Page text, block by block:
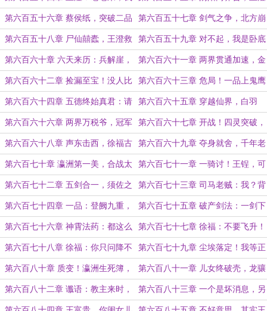
有一个大胆的想法！ 第三子
第六百五十六章 蔡侯纸，突破二品
的契机！
第六百五十七章 剑气之争，北方崩
坏
第六百五十八章 尸仙囍蠹，王澄救
场
第六百五十九章 对不起，我是卧底
第六百六十章 六天来历：兵解崖，
玄兵观
第六百六十一章 两界贯通加速，金
人少主真身
第六百六十二章 捡漏至宝！没人比
我更懂怎么当卧底
第六百六十三章 危局！一品上鬼鹰
视狼顾！
第六百六十四章 五德终始真君：请
司命劾祟真君与司马老贼同往瀛洲
第六百六十五章 穿越仙界，白羽
人，修行税
第六百六十六章 两界万税爷，冠军
迎末路
第六百六十七章 开战！四灵突破，
忍众交锋
第六百六十八章 声东击西，徐福古
坟
第六百六十九章 夺身就舍，千年老
鬼
第六百七十章 瀛洲第一美，合战太
田川（月底求票）
第六百七十一章 一骑讨！王锃，可
敢一战？！
第六百七十二章 五剑合一，须佐之
男
第六百七十三章 司马老贼：我？背
后过量铜中毒死于自杀！
第六百七十四章 一品：登阙九重，
拔宅飞升！
第六百七十五章 破产剑法：一剑下
去，敌人就会破产！
第六百七十六章 神霄法药：都这么
熟了，别忘了好评哦亲！
第六百七十七章 徐福：不要飞升！
不要飞升！
第六百七十八章 徐福：你只问降不
降，你倒是给我一个投降的机会啊！
第六百七十九章 尘埃落定！我等正
欲死战，陛下何故先降啊？
第六百八十章 质变！瀛洲生死簿，
战略阎威慑！
第六百八十一章 儿女终破壳，龙骧
飞虎舰！
第六百八十二章 谶语：教主来时， 第六百八十三章 一个是坏消息，另